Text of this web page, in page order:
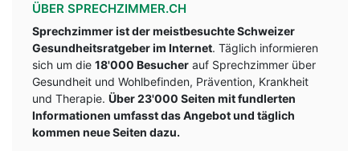
ÜBER SPRECHZIMMER.CH
Sprechzimmer ist der meistbesuchte Schweizer
Gesundheitsratgeber im Internet. Täglich informieren
sich um die 18'000 Besucher auf Sprechzimmer über
Gesundheit und Wohlbefinden, Prävention, Krankheit
und Therapie. Über 23'000 Seiten mit fundlerten
Informationen umfasst das Angebot und täglich
kommen neue Seiten dazu.